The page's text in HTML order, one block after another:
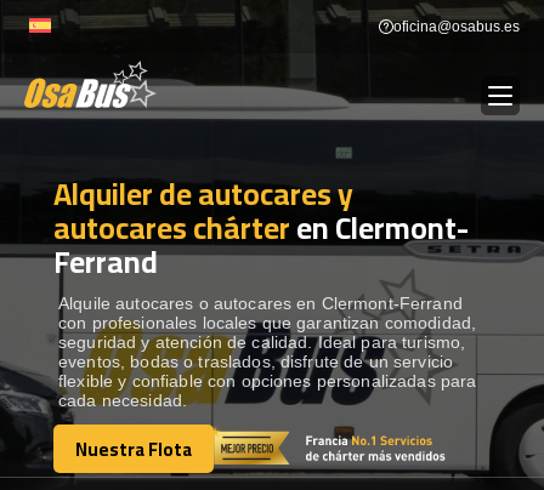
to
oficina@osabus.es
ALQUILER DE AUTOCARES
DESTINOS Show dropdown
RECORRIDAS Show dropdown
FLOTA
Alquiler de autocares y
autocares chárteren Clermont-
Ferrand
Alquile autocares o autocares en Clermont-Ferrand
con profesionales locales que garantizan comodidad,
seguridad y atención de calidad. Ideal para turismo,
eventos, bodas o traslados, disfrute de un servicio
flexible y confiable con opciones personalizadas para
cada necesidad.
Nuestra Flota
Nuestra Flota